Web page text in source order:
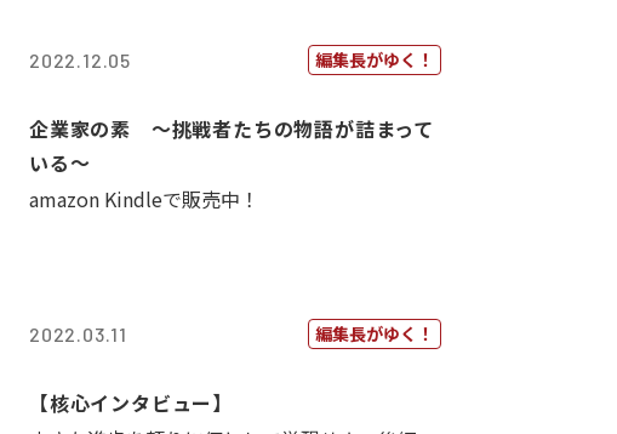
2022.12.05 編集長がゆく！
企業家の素 〜挑戦者たちの物語が詰まって
いる〜
amazon Kindleで販売中！
2022.03.11 編集長がゆく！
【核心インタビュー】